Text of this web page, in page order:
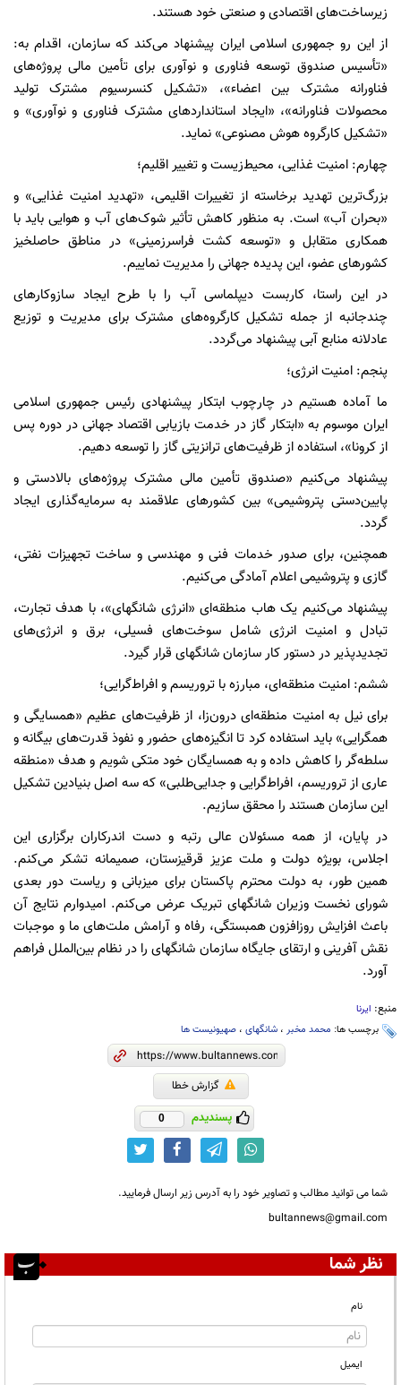
زیرساخت‌های اقتصادی و صنعتی خود هستند.
از این رو جمهوری اسلامی ایران پیشنهاد می‌کند که سازمان، اقدام به:
«تأسیس صندوق توسعه فناوری و نوآوری برای تأمین مالی پروژه‌های
فناورانه مشترک بین اعضاء»، «تشکیل کنسرسیوم مشترک تولید
محصولات فناورانه»، «ایجاد استاندارد‌های مشترک فناوری و نوآوری» و
«تشکیل کارگروه هوش مصنوعی» نماید.
چهارم: امنیت غذایی، محیط‌زیست و تغییر اقلیم؛
بزرگ‌ترین تهدید برخاسته از تغییرات اقلیمی، «تهدید امنیت غذایی» و
«بحران آب» است. به منظور کاهش تأثیر شوک‌های آب و هوایی باید با
همکاری متقابل و «توسعه کشت فراسرزمینی» در مناطق حاصلخیز
کشور‌های عضو، این پدیده جهانی را مدیریت نماییم.
در این راستا، کاربست دیپلماسی آب را با طرح ایجاد سازوکار‌های
چندجانبه از جمله تشکیل کارگروه‌های مشترک برای مدیریت و توزیع
عادلانه منابع آبی پیشنهاد می‌گردد.
پنجم: امنیت انرژی؛
ما آماده هستیم در چارچوب ابتکار پیشنهادی رئیس جمهوری اسلامی
ایران موسوم به «ابتکار گاز در خدمت بازیابی اقتصاد جهانی در دوره پس
از کرونا»، استفاده از ظرفیت‌های ترانزیتی گاز را توسعه دهیم.
پیشنهاد می‌کنیم «صندوق تأمین مالی مشترک پروژه‌های بالادستی و
پایین‌دستی پتروشیمی» بین کشور‌های علاقمند به سرمایه‌گذاری ایجاد
گردد.
همچنین، برای صدور خدمات فنی و مهندسی و ساخت تجهیزات نفتی،
گازی و پتروشیمی اعلام آمادگی می‌کنیم.
پیشنهاد می‌کنیم یک هاب منطقه‌ای «انرژی شانگهای»، با هدف تجارت،
تبادل و امنیت انرژی شامل سوخت‌های فسیلی، برق و انرژی‌های
تجدیدپذیر در دستور کار سازمان شانگهای قرار گیرد.
ششم: امنیت منطقه‌ای، مبارزه با تروریسم و افراط‌گرایی؛
برای نیل به امنیت منطقه‌ای درون‌زا، از ظرفیت‌های عظیم «همسایگی و
همگرایی» باید استفاده کرد تا انگیزه‌های حضور و نفوذ قدرت‌های بیگانه و
سلطه‌گر را کاهش داده و به همسایگان خود متکی شویم و هدف «منطقه
عاری از تروریسم، افراط‌گرایی و جدایی‌طلبی» که سه اصل بنیادین تشکیل
این سازمان هستند را محقق سازیم.
در پایان، از همه مسئولان عالی رتبه و دست اندرکاران برگزاری این
اجلاس، بویژه دولت و ملت عزیز قرقیزستان، صمیمانه تشکر می‌کنم.
همین طور، به دولت محترم پاکستان برای میزبانی و ریاست دور بعدی
شورای نخست وزیران شانگهای تبریک عرض می‌کنم. ‌امیدوارم نتایج آن
باعث افزایش روزافزون همبستگی، رفاه و آرامش ملت‌های ما و موجبات
نقش آفرینی و ارتقای جایگاه سازمان شانگهای را در نظام بین‌الملل فراهم
آورد.
منبع: ایرنا
برچسب ها: محمد مخبر ، شانگهای ، صهیونیست ها
گزارش خطا
پسندیدم 0
شما می توانید مطالب و تصاویر خود را به آدرس زیر ارسال فرمایید.
bultannews@gmail.com
نظر شما
نام
ایمیل